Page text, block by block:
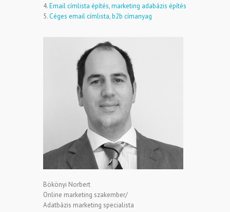
4.Email címlista építés, marketing adabázis építés
5.Céges email címlista, b2b címanyag
Bökönyi Norbert
Online marketing szakember/
Adatbázis marketing specialista